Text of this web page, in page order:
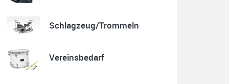
Schlagzeug/Trommeln
Vereinsbedarf